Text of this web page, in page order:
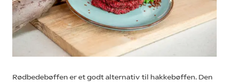
Rødbedebøffen er et godt alternativ til hakkebøffen. Den